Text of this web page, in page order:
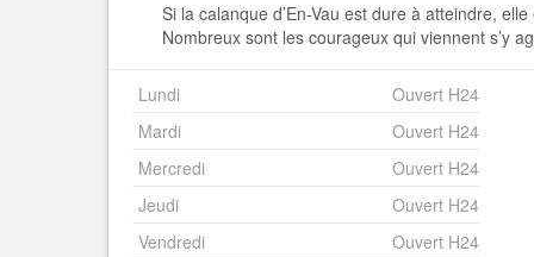
Si la calanque d’En-Vau est dure à atteindre,
Nombreux sont les courageux qui viennent s’y
Lundi
Ouvert H24
Mardi
Ouvert H24
Mercredi
Ouvert H24
Jeudi
Ouvert H24
Vendredi
Ouvert H24